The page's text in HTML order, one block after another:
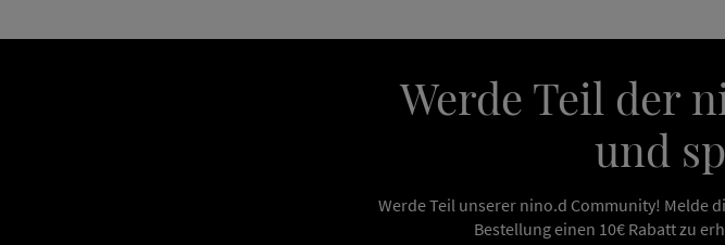
Werde Teil der
und
Werde Teil unserer nino.d Community! Melde
Bestellung einen 10€ Rabatt zu